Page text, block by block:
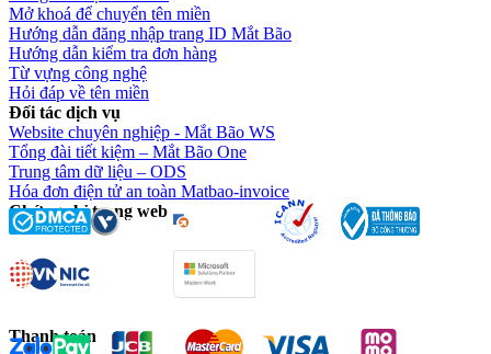
Mở khoá để chuyển tên miền
Hướng dẫn đăng nhập trang ID Mắt Bão
Hướng dẫn kiểm tra đơn hàng
Từ vựng công nghệ
Hỏi đáp về tên miền
Đối tác dịch vụ
Website chuyên nghiệp - Mắt Bão WS
Tổng đài tiết kiệm – Mắt Bão One
Trung tâm dữ liệu – ODS
Hóa đơn điện tử an toàn Matbao-invoice
Chứng chỉ trang web
Thanh toán